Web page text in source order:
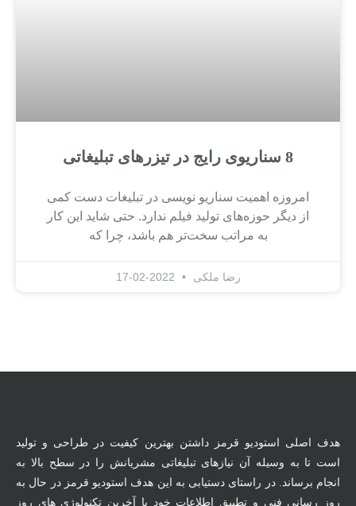
8 سناریوی رایج در تیزرهای تبلیغاتی
امروزه اهمیت سناریو نویسی در تبلیغات دست کمی
از دیگر حوزه‌های تولید فیلم ندارد. حتی شاید این کار
به مراتب سخت‌تر هم باشد، چرا که
رضا ملکی
هدف اصلی استودیو قرمز داشتن بهترین کیفیت در طراحی و تولید
است تا به وسیله آن نیازهای تبلیغاتی مشریانش را در سطح بالا به
انجام برساند. در راستای دستیابی به این هدف استودیو قرمز در حال به
روز رسانی فنی و تطبیق اطلاعات خود با آخرین تکنولوژی های روز